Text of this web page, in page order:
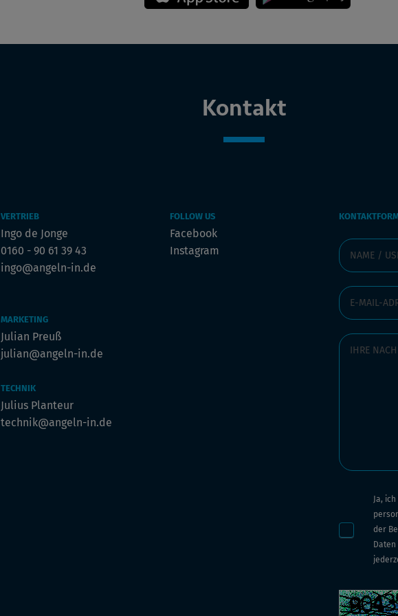
Kontakt
VERTRIEB
Ingo de Jonge
0160 - 90 61 39 43
ingo@angeln-in.de
MARKETING
Julian Preuß
julian@angeln-in.de
TECHNIK
Julius Planteur
technik@angeln-in.de
FOLLOW US
Facebook
Instagram
Ja,
der